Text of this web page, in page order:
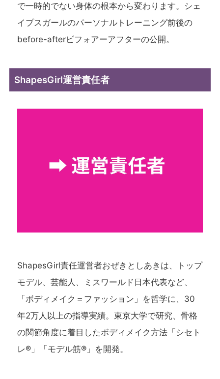
で一時的でない身体の根本から変わります。シェ
イプスガールのパーソナルトレーニング前後の
before-afterビフォアーアフターの公開。
ShapesGirl運営責任者
ShapesGirl責任運営者おぜきとしあきは、トップ
モデル、芸能人、ミスワールド日本代表など、
「ボディメイク＝ファッション」を哲学に、30
年2万人以上の指導実績。東京大学で研究、骨格
の関節角度に着目したボディメイク方法「シセト
レ®」「モデル筋®」を開発。